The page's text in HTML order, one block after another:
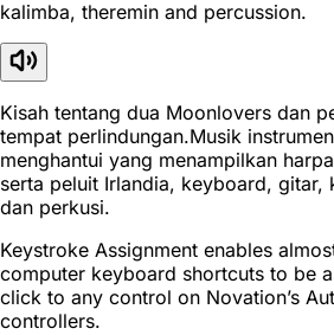
kalimba, theremin and percussion.
Kisah tentang dua Moonlovers dan
tempat perlindungan.Musik
menghantui yang menampilkan
serta peluit Irlandia, keyboard, gitar,
dan perkusi.
Keystroke Assignment enables
computer keyboard shortcuts to be
click to any control on Novation’s
controllers.